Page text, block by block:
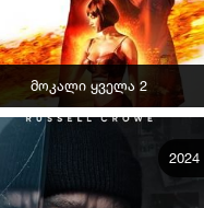
მოკალი ყველა 2
2024